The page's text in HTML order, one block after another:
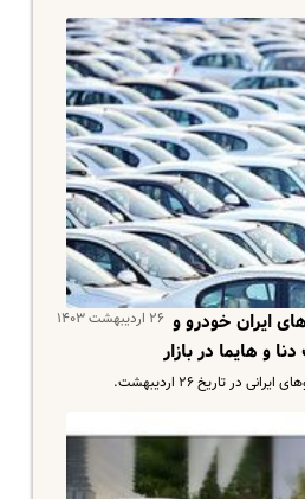
۲۶ اردیبهشت ۱۴۰۳ ایران خودرو و
و هایما در بازار
در تاریخ ۲۶ اردیبهشت.